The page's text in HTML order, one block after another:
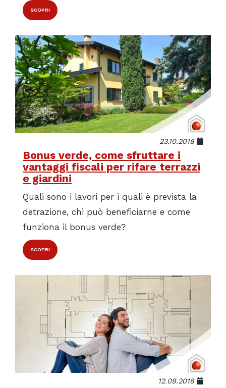
SCOPRI
23.10.2018
Bonus verde, come sfruttare i
vantaggi fiscali per rifare terrazzi
e giardini
Quali sono i lavori per i quali è prevista la
detrazione, chi può beneficiarne e come
funziona il bonus verde?
SCOPRI
12.09.2018